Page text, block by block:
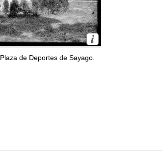
Plaza de Deportes de Sayago.